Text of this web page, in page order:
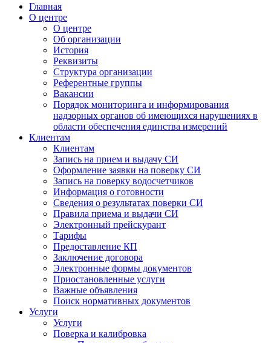
Главная
О центре
О центре
Об организации
История
Реквизиты
Структура организации
Референтные группы
Вакансии
Порядок мониторинга и информирования
надзорных органов об имеющихся нарушениях в
области обеспечения единства измерений
Клиентам
Клиентам
Запись на прием и выдачу СИ
Оформление заявки на поверку СИ
Запись на поверку водосчетчиков
Информация о готовности
Сведения о результатах поверки СИ
Правила приема и выдачи СИ
Электронный прейскурант
Тарифы
Предоставление КП
Заключение договора
Электронные формы документов
Приостановленные услуги
Важные объявления
Поиск нормативных документов
Услуги
Услуги
Поверка и калибровка